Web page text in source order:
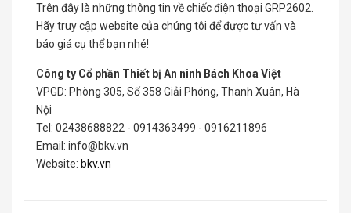
Trên đây là những thông tin về chiếc điện thoại GRP2602.
Hãy truy cập website của chúng tôi để được tư vấn và
báo giá cụ thể bạn nhé!
Công ty Cổ phần Thiết bị An ninh Bách Khoa Việt
VPGD: Phòng 305, Số 358 Giải Phóng, Thanh Xuân, Hà
Nội
Tel: 02438688822 - 0914363499 - 0916211896
Email: info@bkv.vn
Website: bkv.vn